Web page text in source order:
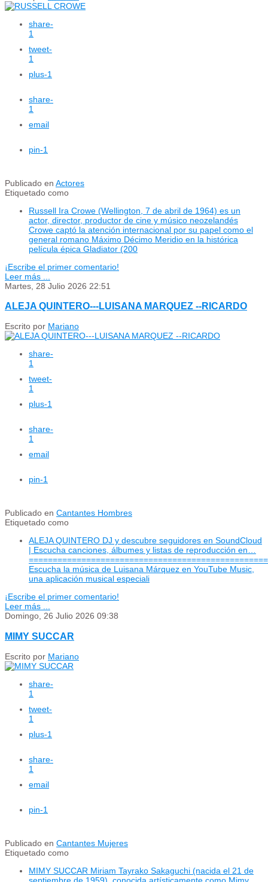
share-
1
tweet-
1
plus-1
share-
1
email
pin-1
Publicado en Actores
Etiquetado como
Russell Ira Crowe (Wellington, 7 de abril de 1964) es un
actor, director, productor de cine y músico neozelandés
Crowe captó la atención internacional por su papel como el
general romano Máximo Décimo Meridio en la histórica
película épica Gladiator (200
¡Escribe el primer comentario!
Leer más ...
Martes, 28 Julio 2026 22:51
ALEJA QUINTERO---LUISANA MARQUEZ --RICARDO
Escrito por Mariano
share-
1
tweet-
1
plus-1
share-
1
email
pin-1
Publicado en Cantantes Hombres
Etiquetado como
ALEJA QUINTERO DJ y descubre seguidores en SoundCloud
| Escucha canciones, álbumes y listas de reproducción en…
Escucha la música de Luisana Márquez en YouTube Music,
una aplicación musical especiali
¡Escribe el primer comentario!
Leer más ...
Domingo, 26 Julio 2026 09:38
MIMY SUCCAR
Escrito por Mariano
share-
1
tweet-
1
plus-1
share-
1
email
pin-1
Publicado en Cantantes Mujeres
Etiquetado como
MIMY SUCCAR Miriam Tayrako Sakaguchi (nacida el 21 de